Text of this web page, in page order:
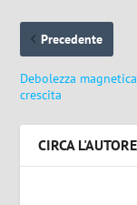
Precedente
Debolezza
crescita
CIRCA L'AUTORE